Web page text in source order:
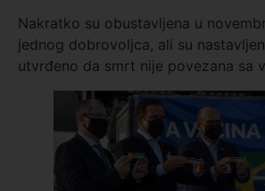
Nakratko su obustavljena u
jednog dobrovoljca, ali su
utvrđeno da smrt nije povezana sa